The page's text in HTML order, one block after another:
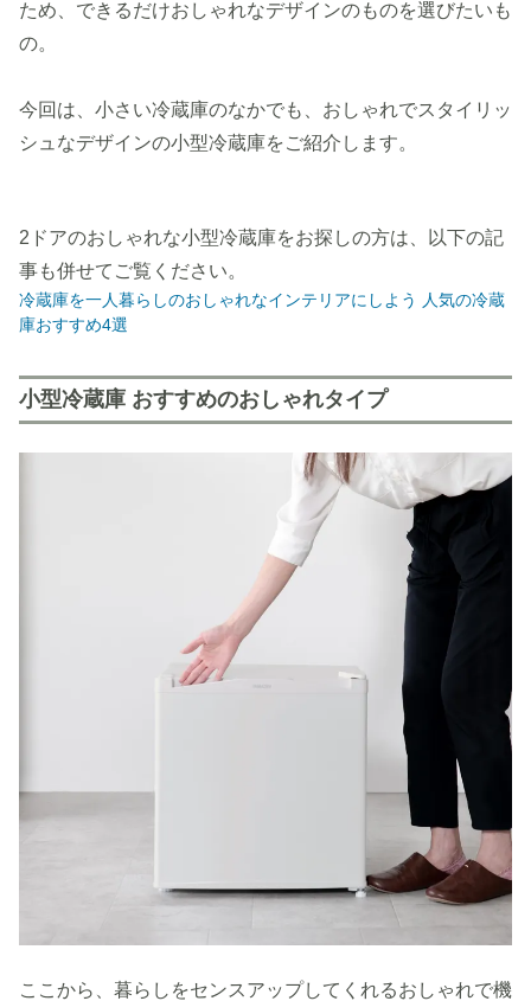
ため、できるだけおしゃれなデザインのものを選びたいも
の。
今回は、小さい冷蔵庫のなかでも、おしゃれでスタイリッ
シュなデザインの小型冷蔵庫をご紹介します。
2ドアのおしゃれな小型冷蔵庫をお探しの方は、以下の記
事も併せてご覧ください。
冷蔵庫を一人暮らしのおしゃれなインテリアにしよう 人気の冷蔵
庫おすすめ4選
小型冷蔵庫 おすすめのおしゃれタイプ
ここから、暮らしをセンスアップしてくれるおしゃれで機